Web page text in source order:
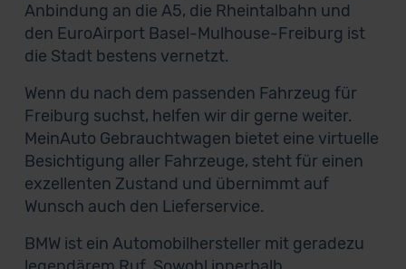
Anbindung an die A5, die Rheintalbahn und
den EuroAirport Basel-Mulhouse-Freiburg ist
die Stadt bestens vernetzt.
Wenn du nach dem passenden Fahrzeug für
Freiburg suchst, helfen wir dir gerne weiter.
MeinAuto Gebrauchtwagen bietet eine virtuelle
Besichtigung aller Fahrzeuge, steht für einen
exzellenten Zustand und übernimmt auf
Wunsch auch den Lieferservice.
BMW ist ein Automobilhersteller mit geradezu